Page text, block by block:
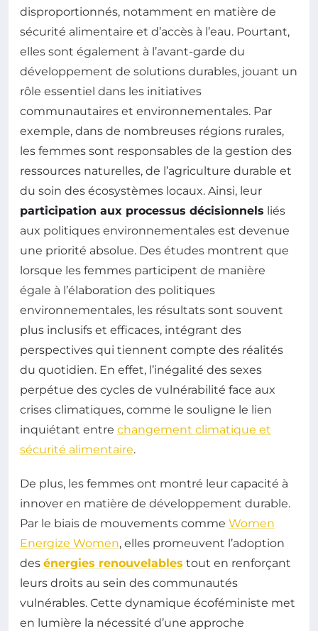
disproportionnés, notamment en matière de
sécurité alimentaire et d’accès à l’eau. Pourtant,
elles sont également à l’avant-garde du
développement de solutions durables, jouant un
rôle essentiel dans les initiatives
communautaires et environnementales. Par
exemple, dans de nombreuses régions rurales,
les femmes sont responsables de la gestion des
ressources naturelles, de l’agriculture durable et
du soin des écosystèmes locaux. Ainsi, leur
participation aux processus décisionnels liés
aux politiques environnementales est devenue
une priorité absolue. Des études montrent que
lorsque les femmes participent de manière
égale à l’élaboration des politiques
environnementales, les résultats sont souvent
plus inclusifs et efficaces, intégrant des
perspectives qui tiennent compte des réalités
du quotidien. En effet, l’inégalité des sexes
perpétue des cycles de vulnérabilité face aux
crises climatiques, comme le souligne le lien
inquiétant entre changement climatique et
sécurité alimentaire.
De plus, les femmes ont montré leur capacité à
innover en matière de développement durable.
Par le biais de mouvements comme Women
Energize Women, elles promeuvent l’adoption
des énergies renouvelables tout en renforçant
leurs droits au sein des communautés
vulnérables. Cette dynamique écoféministe met
en lumière la nécessité d’une approche